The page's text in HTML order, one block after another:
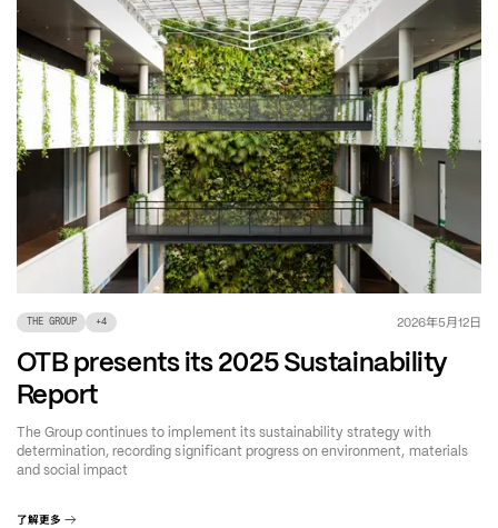
THE GROUP +4 2026年5月12日
OTB presents its 2025 Sustainability
Report
The Group continues to implement its sustainability strategy with
determination, recording significant progress on environment, materials
and social impact
了解更多